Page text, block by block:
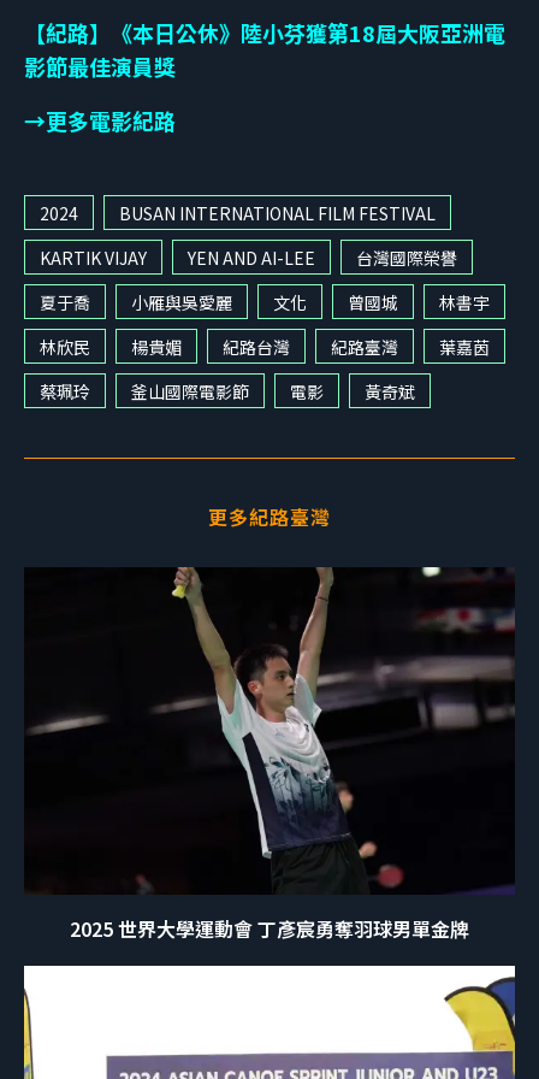
【紀路】《本日公休》陸小芬獲第18屆大阪亞洲電
影節最佳演員獎
→更多電影紀路
2024
BUSAN INTERNATIONAL FILM FESTIVAL
KARTIK VIJAY
YEN AND AI-LEE
台灣國際榮譽
夏于喬
小雁與吳愛麗 文化 曾國城
林書宇
林欣民
楊貴媚 紀路台灣 紀路臺灣
葉嘉茵
蔡珮玲
釜山國際電影節 電影 黃奇斌
更多紀路臺灣
2025 世界大學運動會 丁彥宸勇奪羽球男單金牌